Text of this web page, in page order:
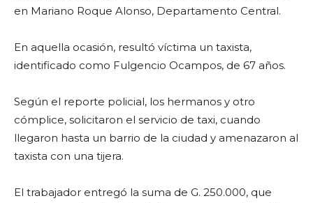
en Mariano Roque Alonso, Departamento Central.
En aquella ocasión, resultó víctima un taxista,
identificado como Fulgencio Ocampos, de 67 años.
Según el reporte policial, los hermanos y otro
cómplice, solicitaron el servicio de taxi, cuando
llegaron hasta un barrio de la ciudad y amenazaron al
taxista con una tijera.
El trabajador entregó la suma de G. 250.000, que